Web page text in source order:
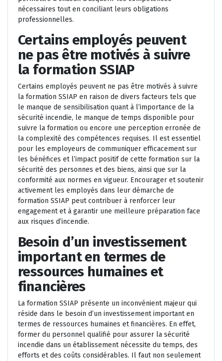
nécessaires tout en conciliant leurs obligations
professionnelles.
Certains employés peuvent
ne pas être motivés à suivre
la formation SSIAP
Certains employés peuvent ne pas être motivés à suivre
la formation SSIAP en raison de divers facteurs tels que
le manque de sensibilisation quant à l’importance de la
sécurité incendie, le manque de temps disponible pour
suivre la formation ou encore une perception erronée de
la complexité des compétences requises. Il est essentiel
pour les employeurs de communiquer efficacement sur
les bénéfices et l’impact positif de cette formation sur la
sécurité des personnes et des biens, ainsi que sur la
conformité aux normes en vigueur. Encourager et soutenir
activement les employés dans leur démarche de
formation SSIAP peut contribuer à renforcer leur
engagement et à garantir une meilleure préparation face
aux risques d’incendie.
Besoin d’un investissement
important en termes de
ressources humaines et
financières
La formation SSIAP présente un inconvénient majeur qui
réside dans le besoin d’un investissement important en
termes de ressources humaines et financières. En effet,
former du personnel qualifié pour assurer la sécurité
incendie dans un établissement nécessite du temps, des
efforts et des coûts considérables. Il faut non seulement